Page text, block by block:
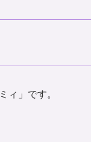
」です。